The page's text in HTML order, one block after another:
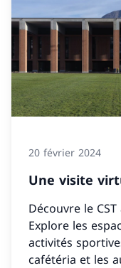
20 février 2024
Une visite
Découvre le
Explore les
activités
cafétéria et les